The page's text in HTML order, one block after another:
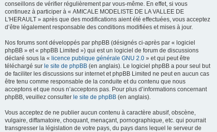
conseillons de vérifier régulièrement par vous-même. En effet, si vous
continuez à participer à « AMICALE MODELISTE DE LA VALLEE DE
L'HERAULT » après que des modifications aient été effectuées, vous acceptez
d’être légalement responsable des conditions modifiées et mises à jour.
Nos forums sont développés par phpBB (désignés ci-après par « logiciel
phpBB » et « phpBB Limited ») qui est un logiciel de forum de discussions
déclaré sous la « licence publique générale GNU 2.0 » et qui peut être
téléchargé sur le site de phpBB (en anglais). Le logiciel phpBB a pour seul but
de faciliter les discussions sur internet et phpBB Limited ne peut en aucun cas
être tenu comme responsable de la conduite et du contenu que nous
acceptons et que nous n’acceptons pas. Pour plus d’informations concernant
phpBB, veuillez consulter le site de phpBB (en anglais).
Vous acceptez de ne publier aucun contenu à caractère abusif, obscène,
vulgaire, diffamatoire, choquant, menaçant, pornographique, etc. qui pourrait
transgresser la législation de votre pays, du pays dans lequel le serveur de